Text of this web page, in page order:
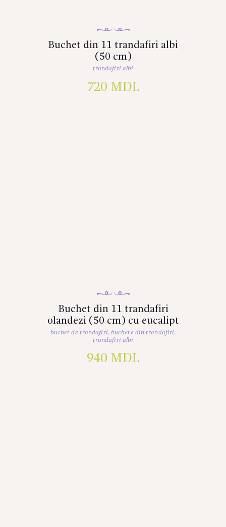
Buchet din 11 trandafiri albi
(50 cm)
trandafiri albi
720 MDL
Buchet din 11 trandafiri
olandezi (50 cm) cu eucalipt
buchet de trandafiri, buchete din trandafiri,
trandafiri albi
940 MDL